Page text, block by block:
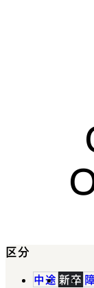
区分
中途 新卒